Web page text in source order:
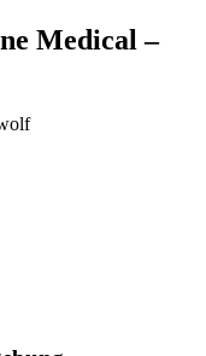
Medical –